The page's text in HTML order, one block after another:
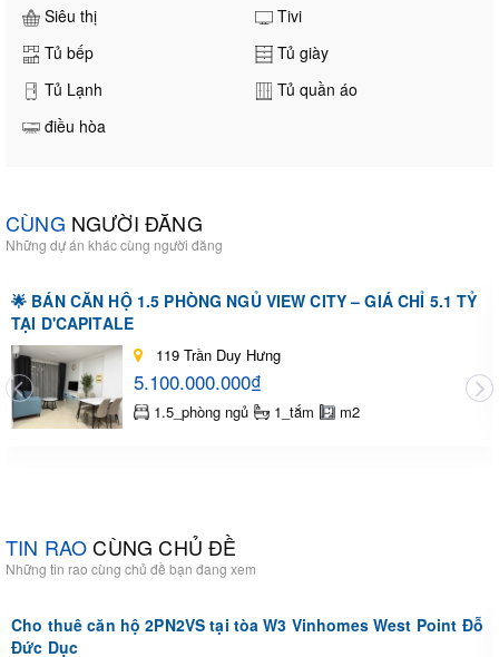
Siêu thị
Tivi
Tủ bếp
Tủ giày
Tủ Lạnh
Tủ quần áo
điều hòa
CÙNG NGƯỜI ĐĂNG
Những dự án khác cùng người đăng
🌟 BÁN CĂN HỘ 1.5 PHÒNG NGỦ VIEW CITY – GIÁ CHỈ 5.1 TỶ
TẠI D'CAPITALE
119 Trần Duy Hưng
5.100.000.000₫
1.5_phòng ngủ 1_tắm m2
TIN RAOCÙNG CHỦ ĐỀ
Những tin rao cùng chủ đề bạn đang xem
Cho thuê căn hộ 2PN2VS tại tòa W3 Vinhomes West Point Đỗ
Đức Dục